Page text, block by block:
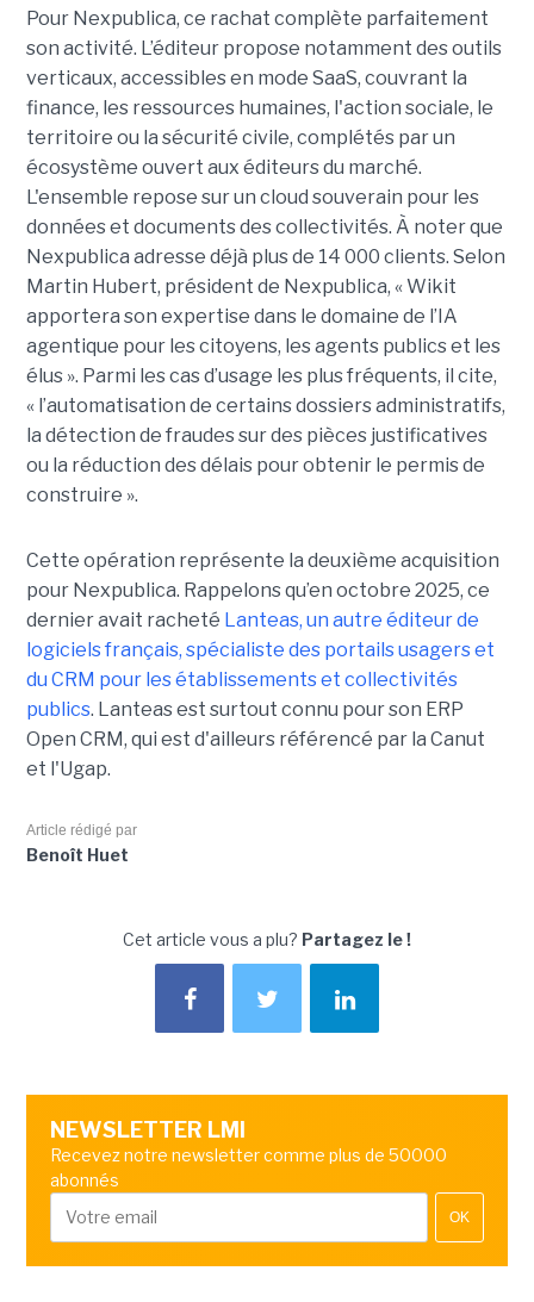
Pour Nexpublica, ce rachat complète parfaitement
son activité. L’éditeur propose notamment des outils
verticaux, accessibles en mode SaaS, couvrant la
finance, les ressources humaines, l'action sociale, le
territoire ou la sécurité civile, complétés par un
écosystème ouvert aux éditeurs du marché.
L'ensemble repose sur un cloud souverain pour les
données et documents des collectivités. À noter que
Nexpublica adresse déjà plus de 14 000 clients. Selon
Martin Hubert, président de Nexpublica, « Wikit
apportera son expertise dans le domaine de l’IA
agentique pour les citoyens, les agents publics et les
élus ». Parmi les cas d’usage les plus fréquents, il cite,
« l’automatisation de certains dossiers administratifs,
la détection de fraudes sur des pièces justificatives
ou la réduction des délais pour obtenir le permis de
construire ».
Cette opération représente la deuxième acquisition
pour Nexpublica. Rappelons qu’en octobre 2025, ce
dernier avait racheté Lanteas, un autre éditeur de
logiciels français, spécialiste des portails usagers et
du CRM pour les établissements et collectivités
publics. Lanteas est surtout connu pour son ERP
Open CRM, qui est d'ailleurs référencé par la Canut
et l'Ugap.
Article rédigé par
Benoît Huet
Cet article vous a plu? Partagez le !
NEWSLETTER LMI
Recevez notre newsletter comme plus de 50000
abonnés
OK